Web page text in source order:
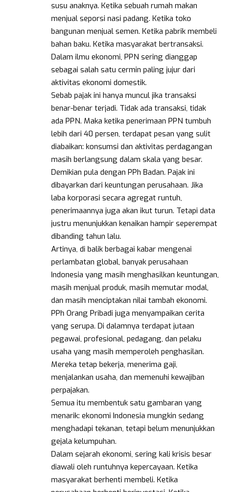
susu anaknya. Ketika sebuah rumah makan
menjual seporsi nasi padang. Ketika toko
bangunan menjual semen. Ketika pabrik membeli
bahan baku. Ketika masyarakat bertransaksi.
Dalam ilmu ekonomi, PPN sering dianggap
sebagai salah satu cermin paling jujur dari
aktivitas ekonomi domestik.
Sebab pajak ini hanya muncul jika transaksi
benar-benar terjadi. Tidak ada transaksi, tidak
ada PPN. Maka ketika penerimaan PPN tumbuh
lebih dari 40 persen, terdapat pesan yang sulit
diabaikan: konsumsi dan aktivitas perdagangan
masih berlangsung dalam skala yang besar.
Demikian pula dengan PPh Badan. Pajak ini
dibayarkan dari keuntungan perusahaan. Jika
laba korporasi secara agregat runtuh,
penerimaannya juga akan ikut turun. Tetapi data
justru menunjukkan kenaikan hampir seperempat
dibanding tahun lalu.
Artinya, di balik berbagai kabar mengenai
perlambatan global, banyak perusahaan
Indonesia yang masih menghasilkan keuntungan,
masih menjual produk, masih memutar modal,
dan masih menciptakan nilai tambah ekonomi.
PPh Orang Pribadi juga menyampaikan cerita
yang serupa. Di dalamnya terdapat jutaan
pegawai, profesional, pedagang, dan pelaku
usaha yang masih memperoleh penghasilan.
Mereka tetap bekerja, menerima gaji,
menjalankan usaha, dan memenuhi kewajiban
perpajakan.
Semua itu membentuk satu gambaran yang
menarik: ekonomi Indonesia mungkin sedang
menghadapi tekanan, tetapi belum menunjukkan
gejala kelumpuhan.
Dalam sejarah ekonomi, sering kali krisis besar
diawali oleh runtuhnya kepercayaan. Ketika
masyarakat berhenti membeli. Ketika